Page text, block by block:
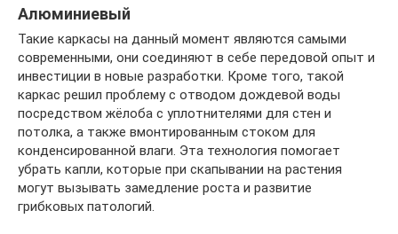
Алюминиевый
Такие каркасы на данный момент являются самыми
современными, они соединяют в себе передовой опыт и
инвестиции в новые разработки. Кроме того, такой
каркас решил проблему с отводом дождевой воды
посредством жёлоба с уплотнителями для стен и
потолка, а также вмонтированным стоком для
конденсированной влаги. Эта технология помогает
убрать капли, которые при скапывании на растения
могут вызывать замедление роста и развитие
грибковых патологий.